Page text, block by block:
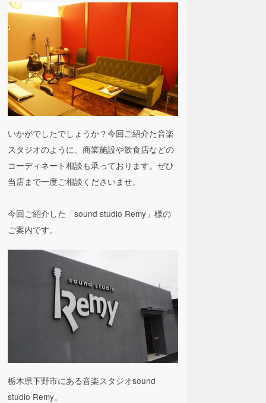
いかがでしたでしょうか？今回ご紹介た音楽
スタジオのように、商業施設や飲食店などの
コーディネート相談も承っております。ぜひ
当店まで一度ご相談くださいませ。
今回ご紹介した「sound studio Remy」様の
ご案内です。
栃木県下野市にある音楽スタジオsound
studio Remy。